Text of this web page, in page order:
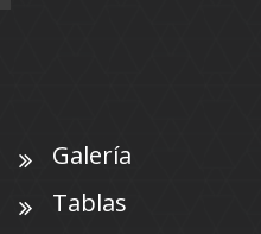
Galería
Tablas